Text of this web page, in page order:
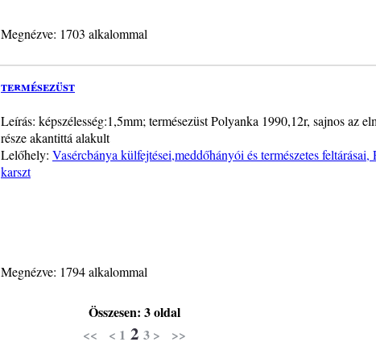
Megnézve: 1703 alkalommal
termésezüst
Leírás: képszélesség:1,5mm; termésezüst Polyanka 1990,12r, sajnos az
része akantittá alakult
Lelőhely: Vasércbánya külfejtései,meddőhányói és természetes
karszt
Megnézve: 1794 alkalommal
Összesen: 3 oldal
<<
< 1 2 3 > >>